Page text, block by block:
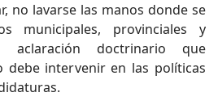
no lavarse las manos donde se
municipales, provinciales y
aclaración doctrinario que
debe intervenir en las políticas